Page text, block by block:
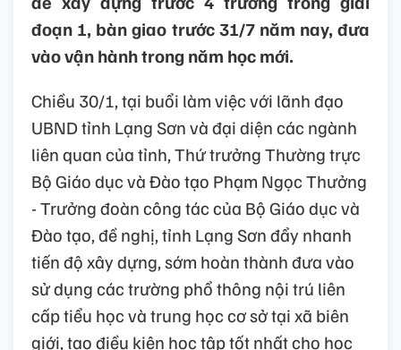
đoạn 1, bàn giao trước 31/7 năm nay, đưa
vào vận hành trong năm học mới.
Chiều 30/1, tại buổi làm việc với lãnh đạo
UBND tỉnh Lạng Sơn và đại diện các ngành
liên quan của tỉnh, Thứ trưởng Thường trực
Bộ Giáo dục và Đào tạo Phạm Ngọc Thưởng
- Trưởng đoàn công tác của Bộ Giáo dục và
Đào tạo, đề nghị, tỉnh Lạng Sơn đẩy nhanh
tiến độ xây dựng, sớm hoàn thành đưa vào
sử dụng các trường phổ thông nội trú liên
cấp tiểu học và trung học cơ sở tại xã biên
giới, tạo điều kiện học tập tốt nhất cho học